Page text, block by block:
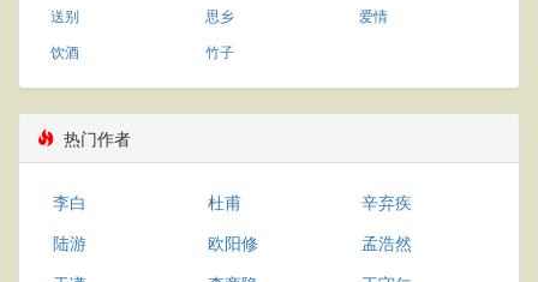
送别
思乡
爱情
饮酒
竹子
热门作者
李白 杜甫
辛弃疾
陆游
欧阳修
孟浩然